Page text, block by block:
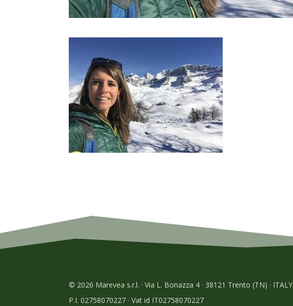
© 2026 Marevea s.r.l. · Via L. Bonazza 4 · 38121 Trento (TN) · ITALY
P.I. 02758070227 · Vat id IT02758070227